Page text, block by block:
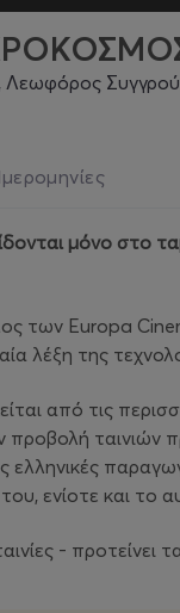
μόνο στο
των Europa
λέξη της
από τις
ταινιών
ελληνικές
ενίοτε και το
- προτείνει